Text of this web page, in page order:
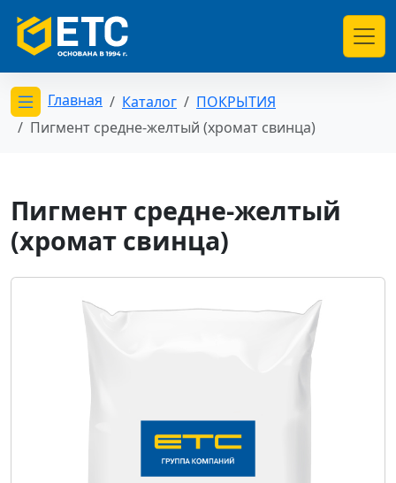
Открыть меню категорий
Главная Каталог
ПОКРЫТИЯ
Пигмент средне-желтый (хромат свинца)
Пигмент средне-желтый
(хромат свинца)